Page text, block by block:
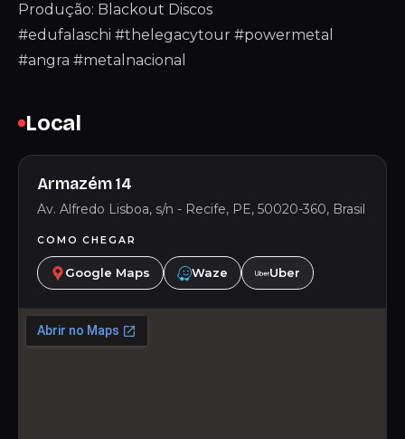
Produção: Blackout Discos
#edufalaschi #thelegacytour #powermetal
#angra #metalnacional
Local
Armazém 14
Av. Alfredo Lisboa, s/n - Recife, PE, 50020-360, Brasil
COMO CHEGAR
Google Maps Waze Uber